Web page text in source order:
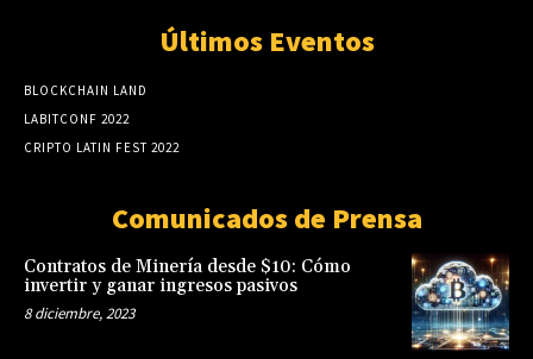
Últimos Eventos
BLOCKCHAIN LAND
LABITCONF 2022
CRIPTO LATIN FEST 2022
Comunicados de Prensa
Contratos de Minería desde $10: Cómo
invertir y ganar ingresos pasivos
8 diciembre, 2023